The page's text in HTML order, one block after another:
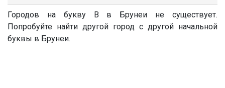
Городов на букву В в Брунеи не существует.
Попробуйте найти другой город с другой начальной
буквы в Брунеи.